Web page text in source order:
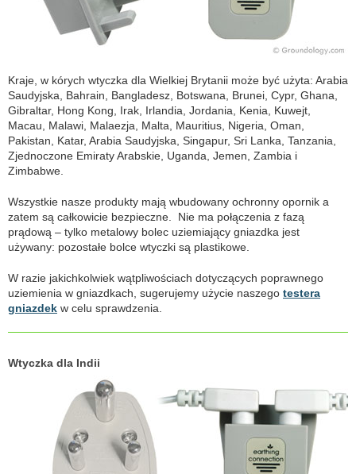
Kraje, w kórych wtyczka dla Wielkiej Brytanii może być użyta: Arabia
Saudyjska, Bahrain, Bangladesz, Botswana, Brunei, Cypr, Ghana,
Gibraltar, Hong Kong, Irak, Irlandia, Jordania, Kenia, Kuwejt,
Macau, Malawi, Malaezja, Malta, Mauritius, Nigeria, Oman,
Pakistan, Katar, Arabia Saudyjska, Singapur, Sri Lanka, Tanzania,
Zjednoczone Emiraty Arabskie, Uganda, Jemen, Zambia i
Zimbabwe.
Wszystkie nasze produkty mają wbudowany ochronny opornik a
zatem są całkowicie bezpieczne. Nie ma połączenia z fazą
prądową – tylko metalowy bolec uziemiający gniazdka jest
używany: pozostałe bolce wtyczki są plastikowe.
W razie jakichkolwiek wątpliwościach dotyczących poprawnego
uziemienia w gniazdkach, sugerujemy użycie naszego testera
gniazdek w celu sprawdzenia.
Wtyczka dla Indii